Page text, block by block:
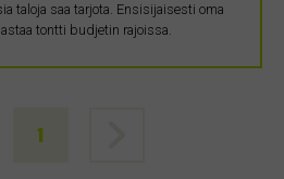
taloja saa tarjota. Ensisijaisesti oma
tontti budjetin rajoissa.
1